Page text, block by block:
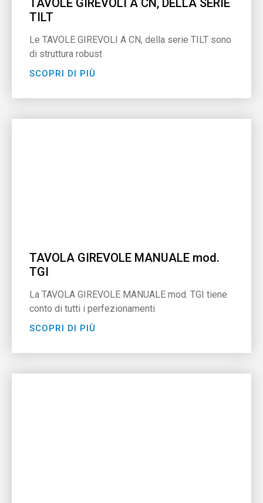
TILT
Le TAVOLE GIREVOLI A CN, della serie TILT sono
di struttura robust
SCOPRI DI PIÙ
TAVOLA GIREVOLE MANUALE mod.
TGI
La TAVOLA GIREVOLE MANUALE mod. TGI tiene
conto di tutti i perfezionamenti
SCOPRI DI PIÙ